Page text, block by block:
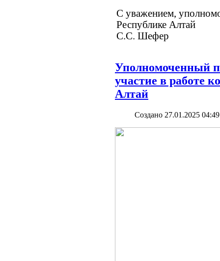
С уважением,
Республике Алтай
С.С. Шефер
Уполномоченный
участие в работе
Алтай
Создано 27.01.2025 04:49